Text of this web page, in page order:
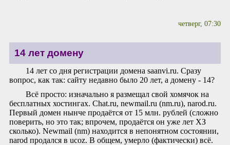
четверг, 07:30
14 лет домену
14 лет со дня регистрации домена saanvi.ru. Сразу
вопрос, как так: сайту недавно было 20 лет, а домену - 14?
Всё просто: изначально я размещал свой хомячок на
бесплатных хостингах. Chat.ru, newmail.ru (nm.ru), narod.ru.
Первый домен нынче продаётся от 15 млн. рублей (сложно
поверить, но это так; впрочем, продаётся он уже лет ХЗ
сколько). Newmail (nm) находится в непонятном состоянии,
narod продался в ucoz. В общем, умерло (фактически) всё.